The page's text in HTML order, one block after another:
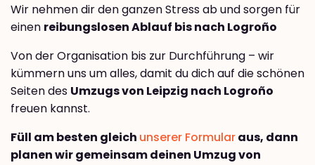
Wir nehmen dir den ganzen Stress ab und sorgen für
einen reibungslosen Ablauf bis nach Logroño
Von der Organisation bis zur Durchführung – wir
kümmern uns um alles, damit du dich auf die schönen
Seiten des Umzugs von Leipzig nach Logroño
freuen kannst.
Füll am besten gleich unserer Formularaus, dann
planen wir gemeinsam deinen Umzug von